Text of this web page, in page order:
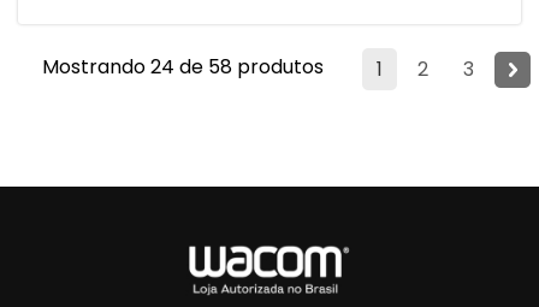
1 2 3
Mostrando 24 de 58 produtos